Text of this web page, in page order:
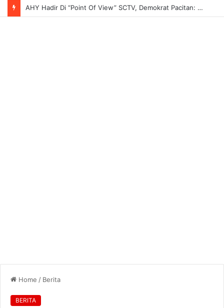
AHY Hadir Di “Point Of View” SCTV, Demokrat Pacitan: Momentum Menyampaikan Gagasan Untuk Indonesia
Home / Berita
BERITA